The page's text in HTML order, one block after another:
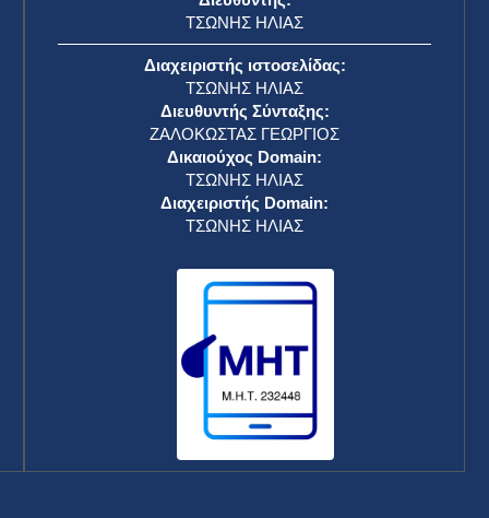
ΤΣΩΝΗΣ ΗΛΙΑΣ
Διαχειριστής ιστοσελίδας:
ΤΣΩΝΗΣ ΗΛΙΑΣ
Διευθυντής Σύνταξης:
ΖΑΛΟΚΩΣΤΑΣ ΓΕΩΡΓΙΟΣ
Δικαιούχος Domain:
ΤΣΩΝΗΣ ΗΛΙΑΣ
Διαχειριστής Domain:
ΤΣΩΝΗΣ ΗΛΙΑΣ